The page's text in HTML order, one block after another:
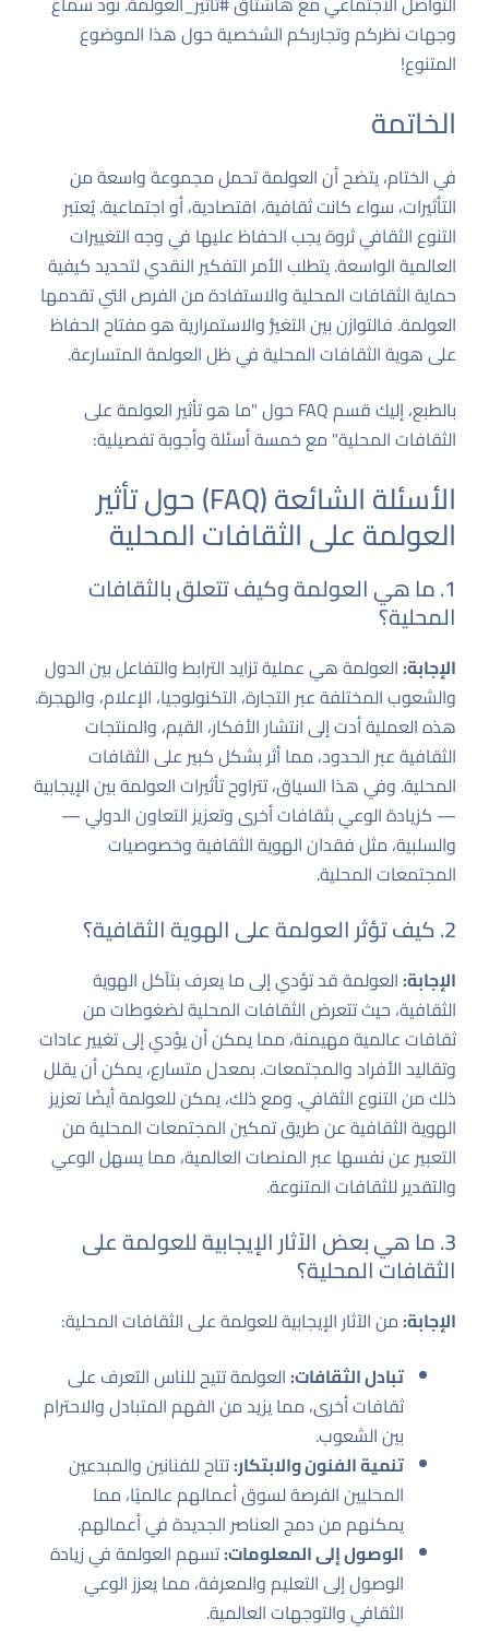
وجهات نظركم وتجاربكم الشخصية حول هذا الموضوع
المتنوع!
الخاتمة
في الختام، يتضح أن العولمة تحمل مجموعة واسعة من
التأثيرات، سواء كانت ثقافية، اقتصادية، أو اجتماعية. يُعتبر
التنوع الثقافي ثروة يجب الحفاظ عليها في وجه التغييرات
العالمية الواسعة. يتطلب الأمر التفكير النقدي لتحديد كيفية
حماية الثقافات المحلية والاستفادة من الفرص التي تقدمها
العولمة. فالتوازن بين التغيُّر والاستمرارية هو مفتاح الحفاظ
على هوية الثقافات المحلية في ظل العولمة المتسارعة.
بالطبع، إليك قسم FAQ حول "ما هو تأثير العولمة على
الثقافات المحلية" مع خمسة أسئلة وأجوبة تفصيلية:
الأسئلة الشائعة (FAQ) حول تأثير
العولمة على الثقافات المحلية
1. ما هي العولمة وكيف تتعلق بالثقافات
المحلية؟
الإجابة:العولمة هي عملية تزايد الترابط والتفاعل بين الدول
والشعوب المختلفة عبر التجارة، التكنولوجيا، الإعلام، والهجرة.
هذه العملية أدت إلى انتشار الأفكار، القيم، والمنتجات
الثقافية عبر الحدود، مما أثر بشكل كبير على الثقافات
المحلية. وفي هذا السياق، تتراوح تأثيرات العولمة بين الإيجابية
— كزيادة الوعي بثقافات أخرى وتعزيز التعاون الدولي —
والسلبية، مثل فقدان الهوية الثقافية وخصوصيات
المجتمعات المحلية.
2. كيف تؤثر العولمة على الهوية الثقافية؟
الإجابة:العولمة قد تؤدي إلى ما يعرف بتآكل الهوية
الثقافية، حيث تتعرض الثقافات المحلية لضغوطات من
ثقافات عالمية مهيمنة، مما يمكن أن يؤدي إلى تغيير عادات
وتقاليد الأفراد والمجتمعات. بمعدل متسارع، يمكن أن يقلل
ذلك من التنوع الثقافي. ومع ذلك، يمكن للعولمة أيضًا تعزيز
الهوية الثقافية عن طريق تمكين المجتمعات المحلية من
التعبير عن نفسها عبر المنصات العالمية، مما يسهل الوعي
والتقدير للثقافات المتنوعة.
3. ما هي بعض الآثار الإيجابية للعولمة على
الثقافات المحلية؟
الإجابة:من الآثار الإيجابية للعولمة على الثقافات المحلية:
تبادل الثقافات:العولمة تتيح للناس التعرف على
ثقافات أخرى، مما يزيد من الفهم المتبادل والاحترام
بين الشعوب.
تنمية الفنون والابتكار:تتاح للفنانين والمبدعين
المحليين الفرصة لسوق أعمالهم عالميًا، مما
يمكنهم من دمج العناصر الجديدة في أعمالهم.
الوصول إلى المعلومات:تسهم العولمة في زيادة
الوصول إلى التعليم والمعرفة، مما يعزز الوعي
الثقافي والتوجهات العالمية.